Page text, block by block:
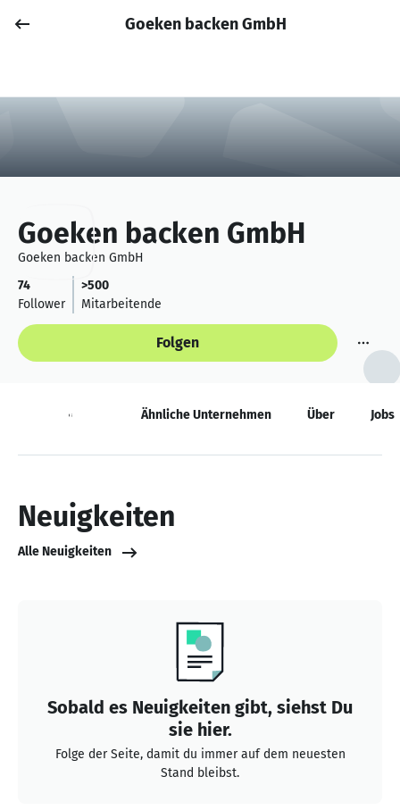
Anmelden
Goeken backen GmbH
Goeken backen GmbH
Goeken backen GmbH
74
Follower
>500
Mitarbeitende
Folgen
Neuigkeiten Ähnliche Unternehmen Über Jobs
Neuigkeiten
Alle Neuigkeiten
Sobald es Neuigkeiten gibt, siehst Du
sie hier.
Folge der Seite, damit du immer auf dem neuesten
Stand bleibst.